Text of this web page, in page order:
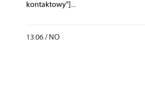
kontaktowy"]...
13:06 / NO